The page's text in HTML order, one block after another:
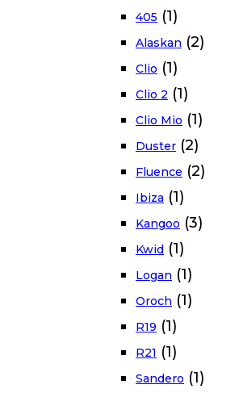
405 (1)
Alaskan (2)
Clio (1)
Clio 2 (1)
Clio Mio (1)
Duster (2)
Fluence (2)
Ibiza (1)
Kangoo (3)
Kwid (1)
Logan (1)
Oroch (1)
R19 (1)
R21 (1)
Sandero (1)